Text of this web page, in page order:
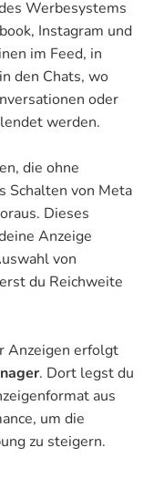
Werbesystems
Instagram und
im Feed, in
den Chats, wo
oder
werden.
die ohne
Schalten von Meta
Dieses
Anzeige
von
du Reichweite
Anzeigen erfolgt
. Dort legst du
aus
um die
zu steigern.